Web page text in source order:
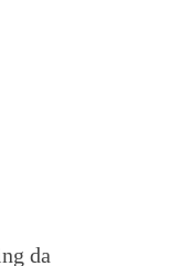
da